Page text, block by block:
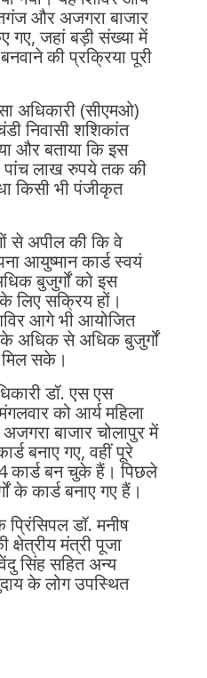
और अजगरा बाजार
गए, जहां बड़ी संख्या में
की प्रक्रिया पूरी
अधिकारी (सीएमओ)
निवासी शशिकांत
और बताया कि इस
पांच लाख रुपये तक की
किसी भी पंजीकृत
से अपील की कि वे
आयुष्मान कार्ड स्वयं
बुजुर्गों को इस
लिए सक्रिय हों।
आगे भी आयोजित
अधिक से अधिक बुजुर्गों
मिल सके।
डॉ. एस एस
को आर्य महिला
बाजार चोलापुर में
बनाए गए, वहीं पूरे
बन चुके हैं। पिछले
के कार्ड बनाए गए हैं।
डॉ. मनीष
क्षेत्रीय मंत्री पूजा
सिंह सहित अन्य
के लोग उपस्थित